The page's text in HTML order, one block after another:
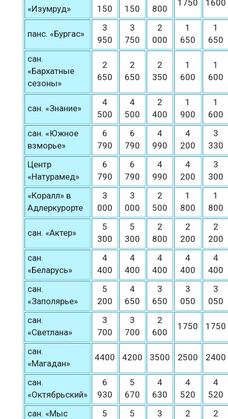
«Изумруд»
150
150
800
1750 1600
панс. «Бургас»
3
950
3
750
2
000
1
650
1
650
сан.
«Бархатные
сезоны»
2
650
2
650
2
350
1
600
1
600
сан. «Знание»
4
500
4
500
2
400
1
900
1
600
сан. «Южное
взморье»
6
790
6
790
4
990
4
200
3
330
Центр
«Натурамед»
6
790
6
790
4
990
4
200
3
300
«Коралл» в
Адлеркурорте
3
000
3
000
2
500
1
800
1
800
сан. «Актер»
5
300
5
300
2
800
2
200
2
200
сан.
«Беларусь»
4
400
4
400
4
400
4
400
4
400
сан.
«Заполярье»
5
200
4
650
3
650
3
050
3
050
сан.
«Светлана»
3
700
3
700
2
600
1750 1750
сан.
«Магадан»
4400 4200 3500 2500 2400
сан.
«Октябрьский»
6
930
5
670
4
630
4
520
4
520
сан. «Мыс
5
5
3
2
2